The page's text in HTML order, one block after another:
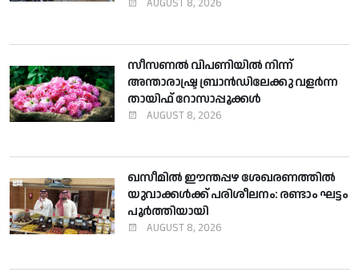
AUGUST 8, 2026
സീസണല്‍ വിപണിയില്‍ നിന്ന്
അന്താരാഷ്ട്ര ബ്രാന്‍ഡിലേക്കു വളര്‍ന്ന
തായിഫ് റോസാപ്പൂക്കള്‍
AUGUST 8, 2026
ഖസീമില്‍ ഈന്തപ്പഴ ശേഖരണത്തില്‍
യുവാക്കള്‍ക്ക് പരിശീലനം: രണ്ടാം ഘട്ടം
പൂര്‍ത്തിയായി
AUGUST 8, 2026